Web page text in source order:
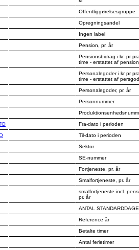
Offentliggørelsesgruppe
Opregningsandel
Ingen label
Pension, pr. år
Pensionsbidrag i kr. pr
time - erstattet af
Personalegoder i kr pr
time - erstattet af
Personalegoder, pr. år
Personnummer
Fra-dato i perioden
Til-dato i perioden
Sektor
SE-nummer
Fortjeneste, pr. år
Smalfortjeneste, pr. år
smalfortjeneste incl.
pr. år
ANTAL STANDARDDAGE
Reference år
Betalte timer
Antal ferietimer